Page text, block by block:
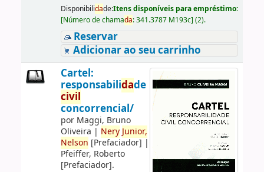
Disponibilidade:Itens disponíveis para empréstimo:
[Número de chamada:341.3787 M193c] (2).
Reservar
Adicionar ao seu carrinho
Cartel:
responsabilidade
civil
concorrencial/
por Maggi, Bruno
Oliveira | Nery Junior,
Nelson [Prefaciador] |
Pfeiffer, Roberto
[Prefaciador].